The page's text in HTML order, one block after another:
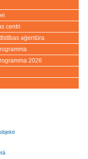
centri
aģentūra
2026